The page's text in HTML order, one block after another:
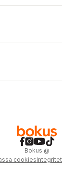
Bokus @
cookies